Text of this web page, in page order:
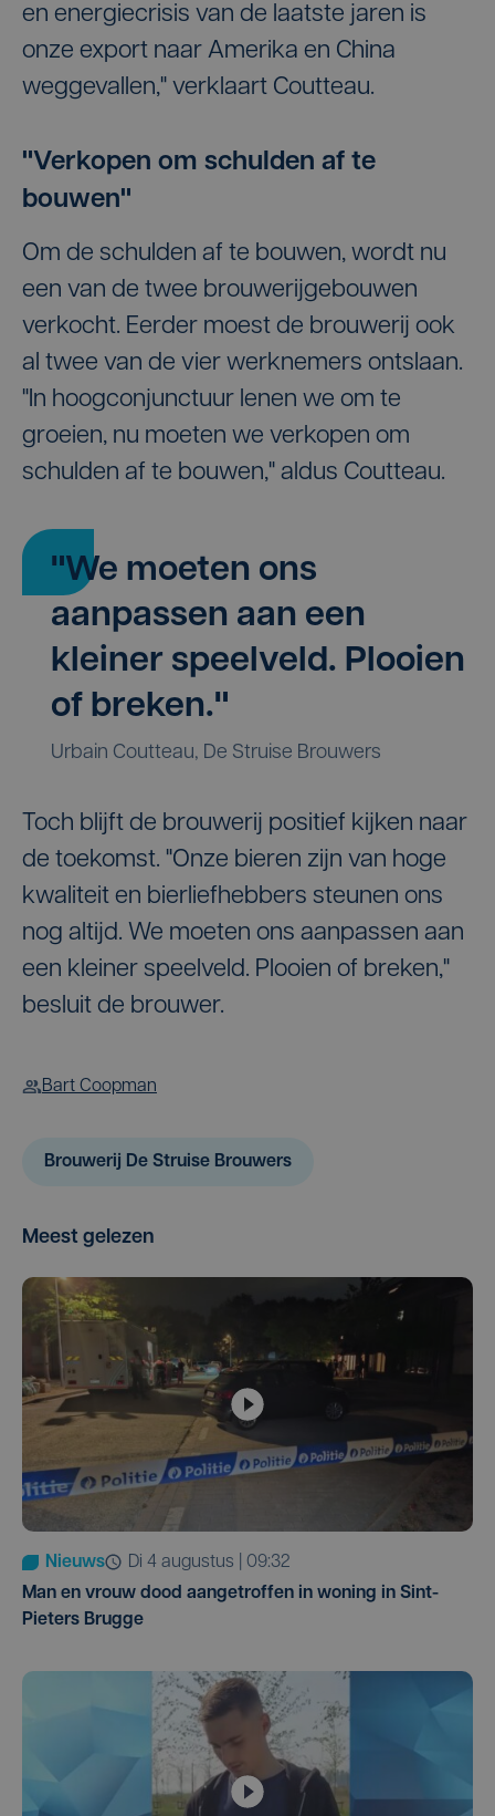
en energiecrisis van de laatste jaren is
onze export naar Amerika en China
weggevallen," verklaart Coutteau.
"Verkopen om schulden af te
bouwen"
Om de schulden af te bouwen, wordt nu
een van de twee brouwerijgebouwen
verkocht. Eerder moest de brouwerij ook
al twee van de vier werknemers ontslaan.
"In hoogconjunctuur lenen we om te
groeien, nu moeten we verkopen om
schulden af te bouwen," aldus Coutteau.
"We moeten ons
aanpassen aan een
kleiner speelveld. Plooien
of breken."
Urbain Coutteau, De Struise Brouwers
Toch blijft de brouwerij positief kijken naar
de toekomst. "Onze bieren zijn van hoge
kwaliteit en bierliefhebbers steunen ons
nog altijd. We moeten ons aanpassen aan
een kleiner speelveld. Plooien of breken,"
besluit de brouwer.
Bart Coopman
Brouwerij De Struise Brouwers
Meest gelezen
Nieuws
di 4 augustus | 09:32
Man en vrouw dood aangetroffen in woning in Sint-
Pieters Brugge